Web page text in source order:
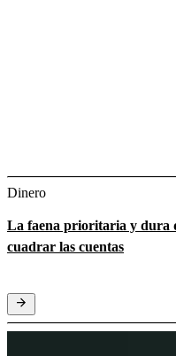
Dinero
La faena prioritaria y dura
cuadrar las cuentas